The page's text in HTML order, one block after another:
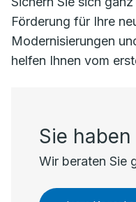
Förderung für Ihre
Modernisierungen
helfen Ihnen vom
Sie haben
Wir beraten Sie